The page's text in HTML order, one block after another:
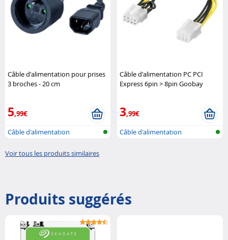
Câble d'alimentation pour prises
3 broches - 20 cm
5,99€
Câble d'alimentation
Câble d'alimentation PC PCI
Express 6pin > 8pin Goobay
3,99€
Câble d'alimentation
Voir tous les produits similaires
Produits suggérés